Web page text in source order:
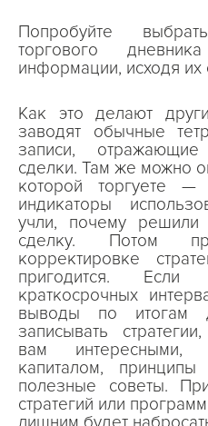
Попробуйте
торгового
информации, исходя их
Как это делают
заводят обычные
записи,
сделки. Там же можно
которой торгуете
индикаторы
учли, почему решили
сделку. Потом
корректировке
пригодится.
краткосрочных
выводы по итогам
записывать
вам интересными,
капиталом,
полезные советы.
стратегий или